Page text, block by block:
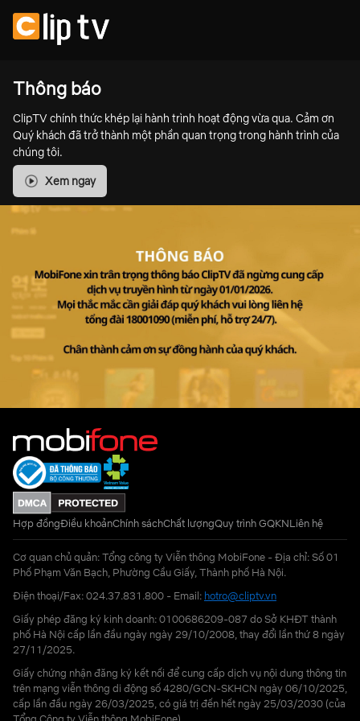
Thông báo
ClipTV chính thức khép lại hành trình hoạt động vừa qua. Cảm ơn
Quý khách đã trở thành một phần quan trọng trong hành trình của
chúng tôi.
Xem ngay
Hợp đồngĐiều khoảnChính sáchChất lượngQuy trình GQKNLiên hệ
Cơ quan chủ quản: Tổng công ty Viễn thông MobiFone - Địa chỉ: Số 01
Phố Phạm Văn Bạch, Phường Cầu Giấy, Thành phố Hà Nội.
Điện thoại/Fax: 024.37.831.800 - Email: hotro@cliptv.vn
Giấy phép đăng ký kinh doanh: 0100686209-087 do Sở KHĐT thành
phố Hà Nội cấp lần đầu ngày ngày 29/10/2008, thay đổi lần thứ 8 ngày
27/11/2025.
Giấy chứng nhận đăng ký kết nối để cung cấp dịch vụ nội dung thông tin
trên mạng viễn thông di động số 4280/GCN-SKHCN ngày 06/10/2025,
cấp lần đầu ngày 26/03/2025, có giá trị đến hết ngày 25/03/2030 (của